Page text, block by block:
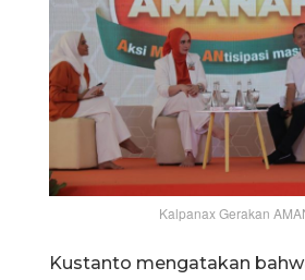
Kalpanax Gerakan
Kustanto mengatakan